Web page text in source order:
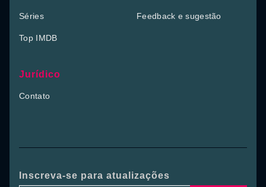
Séries
Top IMDB
Feedback e sugestão
Jurídico
Contato
Inscreva-se para atualizações